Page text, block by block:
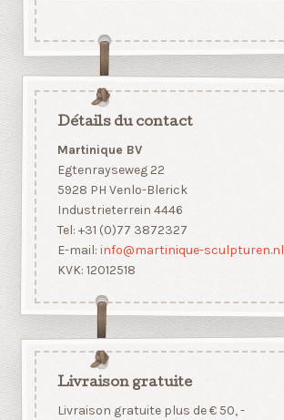
Détails du contact
Martinique BV
Egtenrayseweg 22
5928 PH Venlo-Blerick
Industrieterrein 4446
Tel: +31 (0)77 3872327
E-mail: info@martinique-sculpturen.nl
KVK: 12012518
Livraison gratuite
Livraison gratuite plus de € 50, -